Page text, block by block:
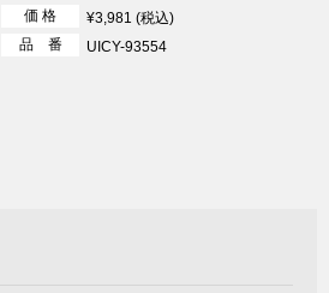
価 格
¥3,981 (税込)
品 番
UICY-93554